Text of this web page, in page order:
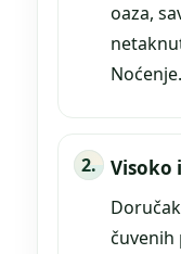
oaza,
Noćenje.
Visoko
čuvenih